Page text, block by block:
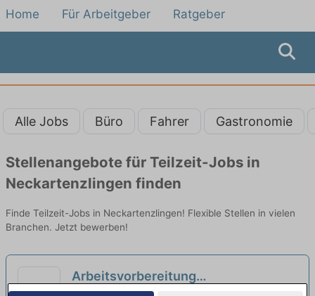
Home Für Arbeitgeber Ratgeber
Alle Jobs Büro Fahrer Gastronomie
Stellenangebote für Teilzeit-Jobs in
Neckartenzlingen finden
Finde Teilzeit-Jobs in Neckartenzlingen! Flexible Stellen in vielen
Branchen. Jetzt bewerben!
Arbeitsvorbereitung